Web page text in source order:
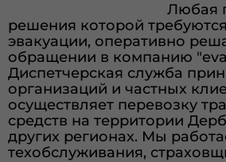
Любая
решения которой
эвакуации, оперативно
обращении в компанию
Диспетчерская служба
организаций и частных
осуществляет перевозку
средств на территории
других регионах. Мы
техобслуживания,